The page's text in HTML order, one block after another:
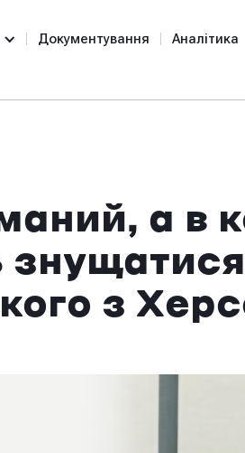
Документування Аналітика
а в
з